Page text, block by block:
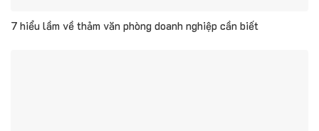
7 hiểu lầm về thảm văn phòng doanh nghiệp cần biết